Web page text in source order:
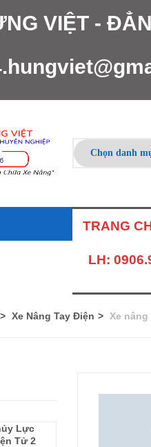
VIỆT -
TRANG
LH:
Xe Nâng Tay Điện Xe
Lực
Tử 2